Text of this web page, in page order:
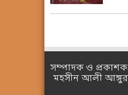
সম্পাদক ও
মহসীন আলী আঙ্গুর